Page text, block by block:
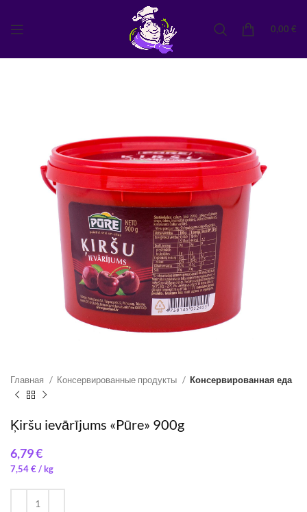
0,00 €
Главная Консервированные продукты Консервированная еда
Ķiršu ievārījums «Pūre» 900g
€
7,54€/